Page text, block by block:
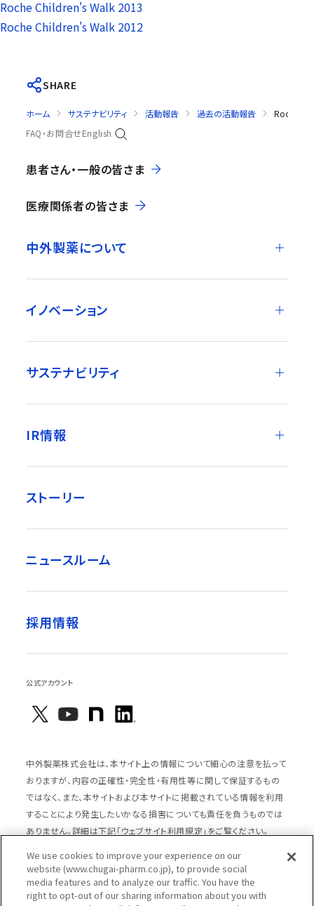
Roche Children's Walk 2013
Roche Children's Walk 2012
SHARE
ホーム サステナビリティ 活動報告 過去の活動報告
Roche
FAQ・お問合せEnglish
患者さん・一般の皆さま
医療関係者の皆さま
中外製薬について
イノベーション
サステナビリティ
IR情報
ストーリー
ニュースルーム
採用情報
公式アカウント
中外製薬株式会社は、本サイト上の情報について細心の注意を払って
おりますが、内容の正確性・完全性・有用性等に関して保証するもの
ではなく、また、本サイトおよび本サイトに掲載されている情報を利用
することにより発生したいかなる損害についても責任を負うものでは
ありません。詳細は下記「ウェブサイト利用規定」をご覧ください。
サイトマップ
ウェブサイト利用規定
We use cookies to improve your experience on our
website (www.chugai-pharm.co.jp), to provide social
media features and to analyze our traffic. You have the
right to opt-out of our sharing information about you with